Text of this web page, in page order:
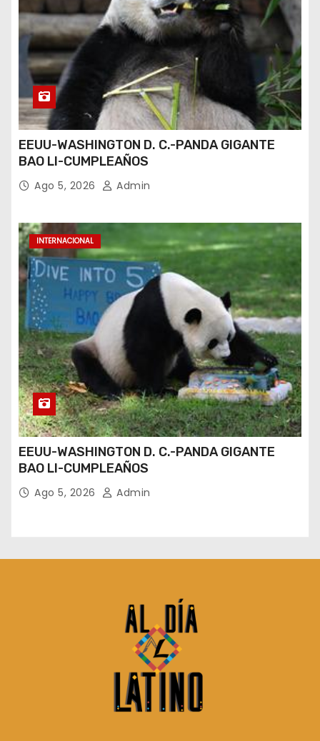
EEUU-WASHINGTON D. C.-PANDA GIGANTE
BAO LI-CUMPLEAÑOS
Ago 5, 2026 Admin
INTERNACIONAL
EEUU-WASHINGTON D. C.-PANDA GIGANTE
BAO LI-CUMPLEAÑOS
Ago 5, 2026 Admin